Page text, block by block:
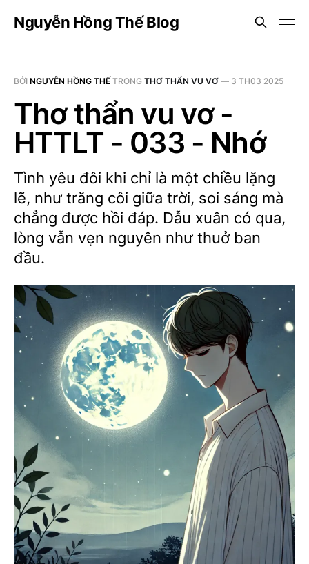
Nguyễn Hồng Thế Blog
BỞI NGUYỄN HỒNG THẾ TRONG THƠ THẨN VU VƠ — 3 TH03 2025
Thơ thẩn vu vơ -
HTTLT - 033 - Nhớ
Tình yêu đôi khi chỉ là một chiều lặng
lẽ, như trăng côi giữa trời, soi sáng mà
chẳng được hồi đáp. Dẫu xuân có qua,
lòng vẫn vẹn nguyên như thuở ban
đầu.